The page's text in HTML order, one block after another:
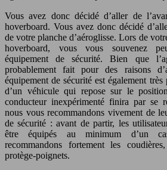
Vous avez donc décidé d’aller de
hoverboard. Vous avez donc décidé
de votre planche d’aéroglisse. Lors de
hoverboard, vous vous souvenez
équipement de sécurité. Bien que
probablement fait pour des raisons
équipement de sécurité est également
d’un véhicule qui repose sur le
conducteur inexpérimenté finira par se
nous vous recommandons vivement de
de sécurité : avant de partir, les
être équipés au minimum d’un
recommandons fortement les
protège-poignets.